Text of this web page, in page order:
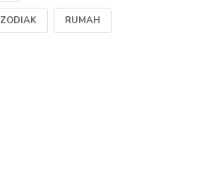
ZODIAK RUMAH